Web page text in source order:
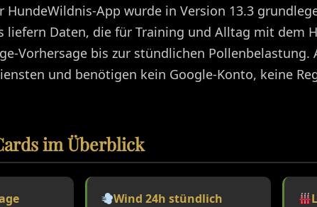
HundeWildnis-App wurde in Version 13.3
liefern Daten, die für Training und Alltag mit dem
Vorhersage bis zur stündlichen
und benötigen kein Google-Konto, keine
im Überblick
Wind 24h stündlich